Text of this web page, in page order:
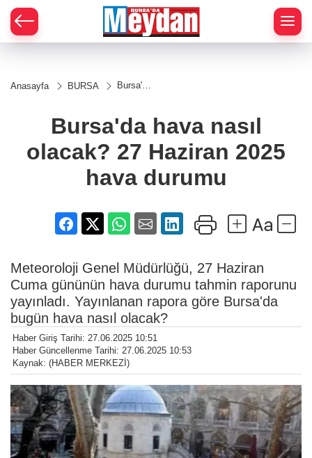
Anasayfa BURSA
Bursa'da
olacak?
27
2025
hava
Bursa'da hava nasıl
olacak? 27 Haziran 2025
hava durumu
Meteoroloji Genel Müdürlüğü, 27 Haziran
Cuma gününün hava durumu tahmin raporunu
yayınladı. Yayınlanan rapora göre Bursa'da
bugün hava nasıl olacak?
Haber Giriş Tarihi: 27.06.2025 10:51
Haber Güncellenme Tarihi: 27.06.2025 10:53
Kaynak: (HABER MERKEZİ)